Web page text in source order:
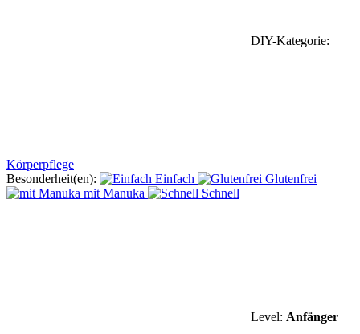
DIY-Kategorie:
Körperpflege
Besonderheit(en):
Einfach
Glutenfrei
mit Manuka
Schnell
Level: Anfänger